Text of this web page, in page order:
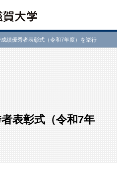
績優秀者表彰式（令和7年度）を挙行
表彰式（令和7年